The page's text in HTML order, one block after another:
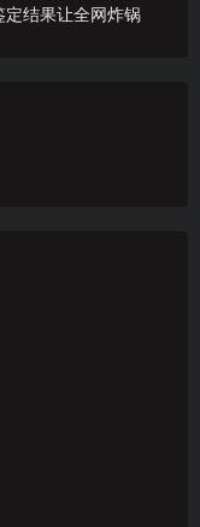
结果让全网炸锅